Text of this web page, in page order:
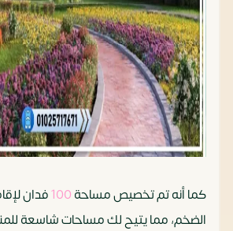
كما أنه تم تخصيص مساحة100فدان
الضخم، مما يتيح لك مساحات شاسعة